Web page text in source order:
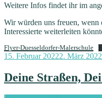
Weitere Infos findet ihr im
Wir würden uns freuen, wenn
Interessierte weiterleiten
Flyer-Duesseldorfer-Malerschule
Veröffentlicht
15. Februar 20222. März 2022
Deine Straßen,